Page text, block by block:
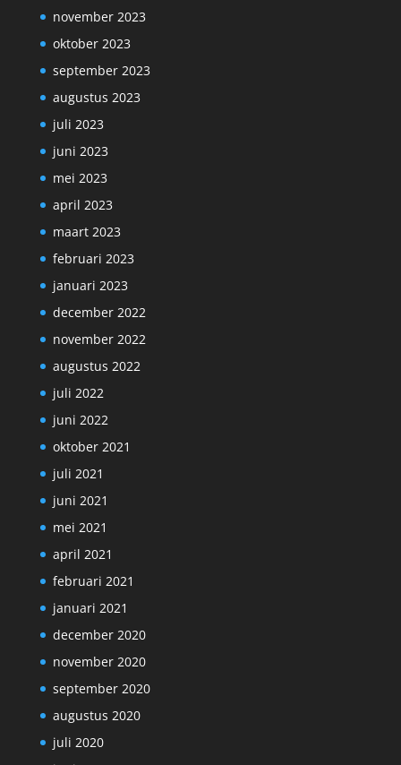
november 2023
oktober 2023
september 2023
augustus 2023
juli 2023
juni 2023
mei 2023
april 2023
maart 2023
februari 2023
januari 2023
december 2022
november 2022
augustus 2022
juli 2022
juni 2022
oktober 2021
juli 2021
juni 2021
mei 2021
april 2021
februari 2021
januari 2021
december 2020
november 2020
september 2020
augustus 2020
juli 2020